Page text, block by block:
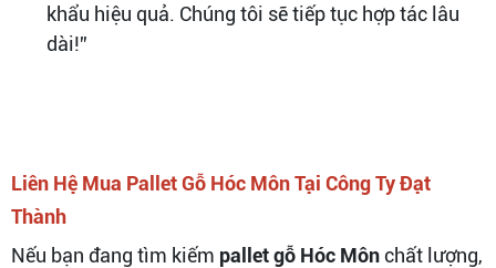
khẩu hiệu quả. Chúng tôi sẽ tiếp tục hợp tác lâu
dài!”
Liên Hệ Mua Pallet Gỗ Hóc Môn Tại Công Ty Đạt
Thành
Nếu bạn đang tìm kiếm pallet gỗ Hóc Mônchất lượng,